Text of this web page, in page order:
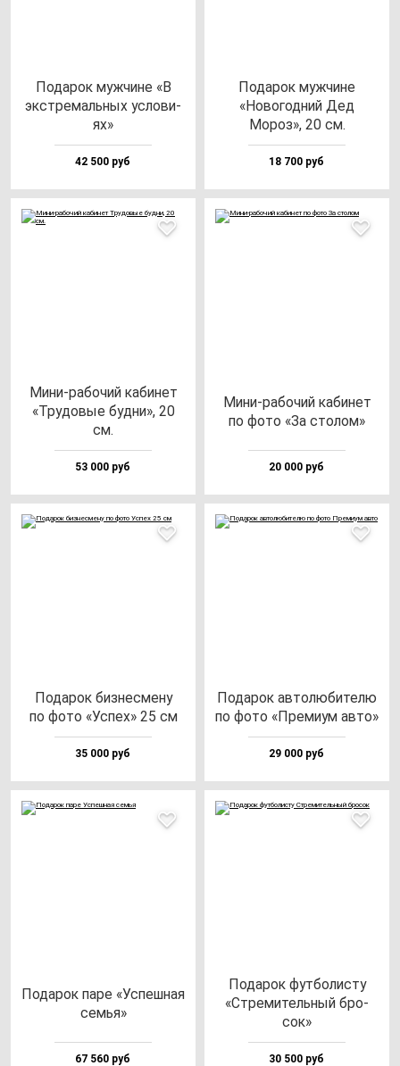
Пода­рок муж­чи­не «В
экс­тре­маль­ных ус­ло­ви­
ях»
42 500 руб
Пода­рок муж­чи­не
«Ново­год­ний Дед
Мороз», 20 см.
18 700 руб
Мини-ра­бо­чий ка­би­нет
«Тру­до­вые буд­ни», 20
см.
53 000 руб
Мини-ра­бо­чий ка­би­нет
по фо­то «За сто­лом»
20 000 руб
Пода­рок биз­нес­ме­ну
по фо­то «Успех» 25 см
35 000 руб
Пода­рок ав­то­лю­би­те­лю
по фо­то «Пре­ми­ум ав­то»
29 000 руб
Пода­рок па­ре «Успеш­ная
семья»
67 560 руб
Пода­рок фут­бо­лис­ту
«Стре­ми­тель­ный бро­
сок»
30 500 руб